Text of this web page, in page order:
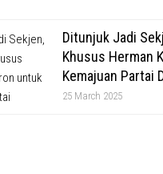
Ditunjuk Jadi
Khusus Herman
Kemajuan Partai
25 March 2025